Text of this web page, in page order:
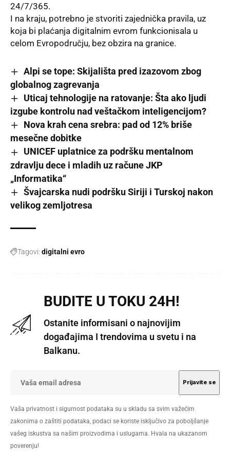
24/7/365.
I na kraju, potrebno je stvoriti zajednička pravila, uz
koja bi plaćanja digitalnim evrom funkcionisala u
celom Evropodručju, bez obzira na granice.
Alpi se tope: Skijališta pred izazovom zbog
globalnog zagrevanja
Uticaj tehnologije na ratovanje: Šta ako ljudi
izgube kontrolu nad veštačkom inteligencijom?
Nova krah cena srebra: pad od 12% briše
mesečne dobitke
UNICEF uplatnice za podršku mentalnom
zdravlju dece i mladih uz račune JKP
„Informatika“
Švajcarska nudi podršku Siriji i Turskoj nakon
velikog zemljotresa
Tagovi: digitalni evro
BUDITE U TOKU 24H!
Ostanite informisani o najnovijim
događajima I trendovima u svetu i na
Balkanu.
Vaša privatnost i sigurnost podataka su u skladu sa svim važećim
zakonima o zaštiti podataka, podaci se koriste isključivo za poboljšanje
vašeg iskustva sa našim proizvodima i uslugama. Hvala na ukazanom
poverenju!